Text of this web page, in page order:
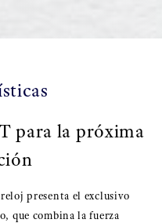
para la próxima
presenta el exclusivo
que combina la fuerza